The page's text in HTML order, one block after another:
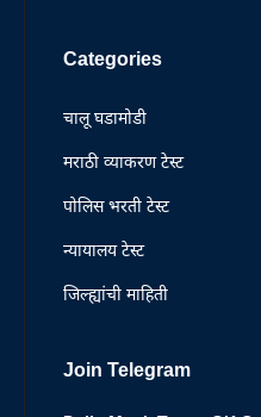
Categories
चालू घडामोडी
मराठी व्याकरण टेस्ट
पोलिस भरती टेस्ट
न्यायालय टेस्ट
जिल्ह्यांची माहिती
Join Telegram